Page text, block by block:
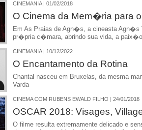
CINEMANIA | 01/02/2018
O Cinema da Mem�ria para
Em As Praias de Agn�s, a cineasta Agn�s
pr�pria c�mara, abrindo sua vida, a
CINEMANIA | 10/12/2022
O Encantamento da Rotina
Chantal nasceu em Bruxelas, da mesma
Varda
CINEMA COM RUBENS EWALD FILHO | 24/01/2018
OSCAR 2018: Visages,
O filme resulta extremamente delicado e